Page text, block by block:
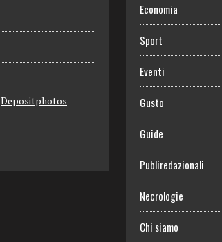
Depositphotos
Economia
Sport
Eventi
Gusto
Guide
Publiredazionali
Necrologie
Chi siamo